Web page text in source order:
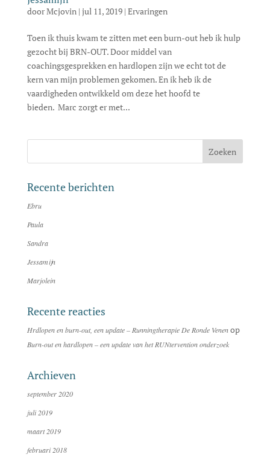
doorMcjovin| jul 11, 2019| Ervaringen
Toen ik thuis kwam te zitten met een burn-out heb ik hulp
gezocht bij BRN-OUT. Door middel van
coachingsgesprekken en hardlopen zijn we echt tot de
kern van mijn problemen gekomen. En ik heb ik de
vaardigheden ontwikkeld om deze het hoofd te
bieden. Marc zorgt er met...
Recente berichten
Ebru
Paula
Sandra
Jessamijn
Marjolein
Recente reacties
Hrdlopen en burn-out, een update – Runningtherapie De Ronde Venenop
Burn-out en hardlopen – een update van het RUNtervention onderzoek
Archieven
september 2020
juli 2019
maart 2019
februari 2018